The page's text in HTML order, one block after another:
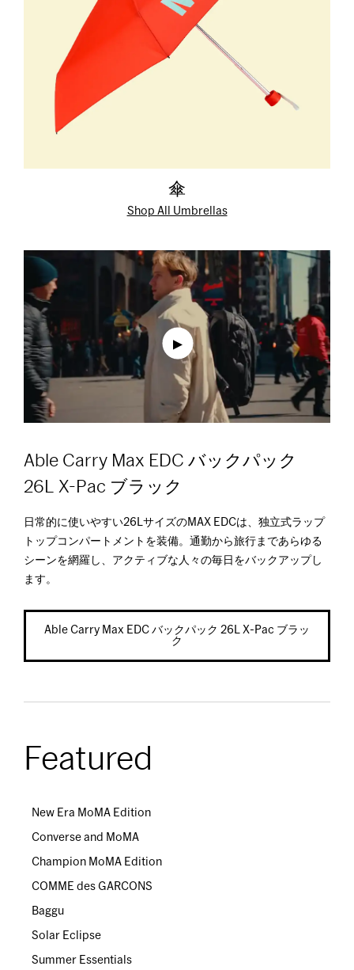
傘
Shop All Umbrellas
Able Carry Max EDC バックパック
26L X-Pac ブラック
日常的に使いやすい26LサイズのMAX EDCは、独立式ラップ
トップコンパートメントを装備。通勤から旅行まであらゆる
シーンを網羅し、アクティブな人々の毎日をバックアップし
ます。
Able Carry Max EDC バックパック 26L X-Pac ブラッ
ク
Featured
New Era MoMA Edition
Converse and MoMA
Champion MoMA Edition
COMME des GARCONS
Baggu
Solar Eclipse
Summer Essentials